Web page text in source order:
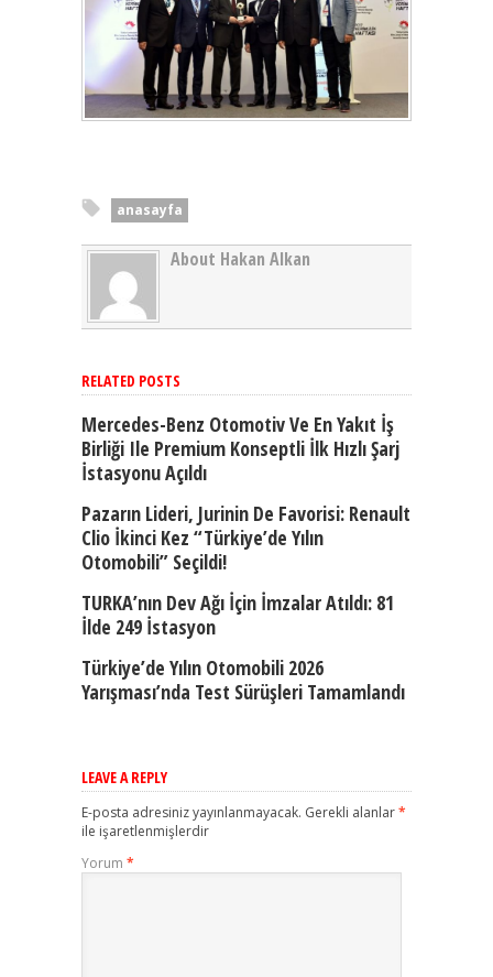
anasayfa
About Hakan Alkan
RELATED POSTS
Mercedes-Benz Otomotiv Ve En Yakıt İş
Birliği Ile Premium Konseptli İlk Hızlı Şarj
İstasyonu Açıldı
Pazarın Lideri, Jurinin De Favorisi: Renault
Clio İkinci Kez “Türkiye’de Yılın
Otomobili” Seçildi!
TURKA’nın Dev Ağı İçin İmzalar Atıldı: 81
İlde 249 İstasyon
Türkiye’de Yılın Otomobili 2026
Yarışması’nda Test Sürüşleri Tamamlandı
LEAVE A REPLY
E-posta adresiniz yayınlanmayacak. Gerekli alanlar*
ile işaretlenmişlerdir
Yorum *